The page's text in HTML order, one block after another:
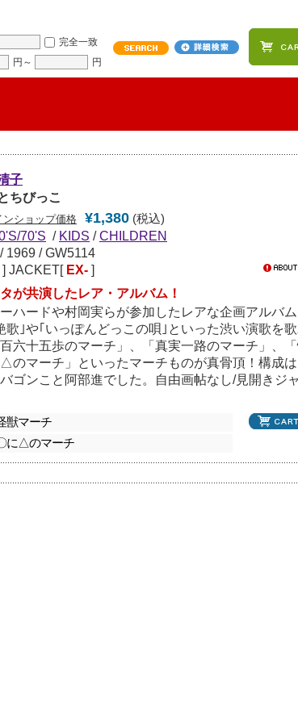
完全一致
円～ 円
子
ちびっこ
ンショップ価格 ¥1,380 (税込)
70'S / KIDS / CHILDREN
/1969 / GW5114
] JACKET[ EX- ]
が共演したレア・アルバム！
ハードや村岡実らが参加したレアな企画アルバ
歌｣や｢いっぽんどっこの唄｣といった渋い演歌を
六十五歩のマーチ」、「真実一路のマーチ」、
のマーチ」といったマーチものが真骨頂！構成
ゴンこと阿部進でした。自由画帖なし/見開きジ
獣マーチ
に△のマーチ